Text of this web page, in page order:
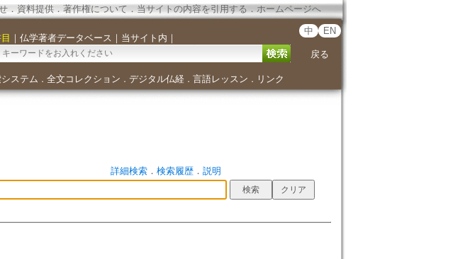
． 資料提供． 著作権について．当サイトの内容を引用する ． ホームページへ
｜ 仏学著者データベース ｜ 当サイト内 ｜
中 EN
戻る
ステム ． 全文コレクション ． デジタル仏経． 言語レッスン ． リンク
詳細検索． 検索履歴． 説明